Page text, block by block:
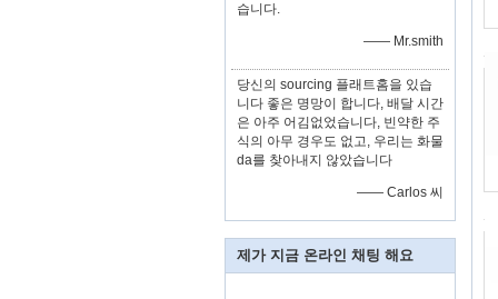
습니다.
—— Mr.smith
당신의 sourcing 플래트홈을 있습
니다 좋은 명망이 합니다, 배달 시간
은 아주 어김없었습니다, 빈약한 주
식의 아무 경우도 없고, 우리는 화물
da를 찾아내지 않았습니다
—— Carlos 씨
제가 지금 온라인 채팅 해요